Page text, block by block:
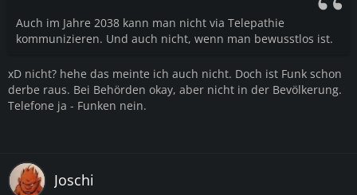
Auch im Jahre 2038 kann man nicht via Telepathie
kommunizieren. Und auch nicht, wenn man bewusstlos ist.
xD nicht? hehe das meinte ich auch nicht. Doch ist Funk schon
derbe raus. Bei Behörden okay, aber nicht in der Bevölkerung.
Telefone ja - Funken nein.
Joschi